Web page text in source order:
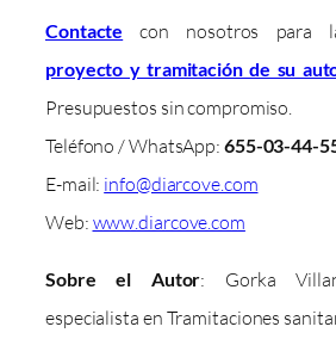
Contacte con nosotros para
proyecto y tramitación de su
Presupuestos sin compromiso.
Teléfono / WhatsApp: 655-03-44-
E-mail: info@diarcove.com
Web: www.diarcove.com
Sobre el Autor: Gorka
especialista en Tramitaciones